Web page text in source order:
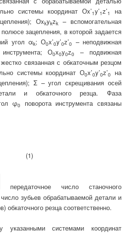
системы координат Оx’1y’1z’1
на
Оxkykzk
– вспомогательная
зацепления, в которой задается
угол αk; О0x’0y’0z’0
– неподвижная
О0x0y0z0
– подвижная
связанная с обкаточным резцом
системы координат О0x’0y’0z’0
на
Σ – угол скрещивания осей
и обкаточного резца. Фаза
φ0
поворота инструмента связаны
(1)
передаточное число станочного
зубьев обрабатываемой детали и
обкаточного резца соответственно.
указанными системами координат